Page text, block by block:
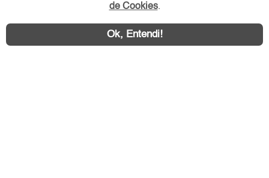
Área exclusiva aos anunciantes,
de Cookies.
Ok, Entendi!